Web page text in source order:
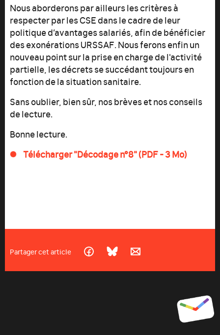
Nous aborderons par ailleurs les critères à
respecter par les CSE dans le cadre de leur
politique d’avantages salariés, afin de bénéficier
des exonérations URSSAF. Nous ferons enfin un
nouveau point sur la prise en charge de l'activité
partielle, les décrets se succédant toujours en
fonction de la situation sanitaire.
Sans oublier, bien sûr, nos brèves et nos conseils
de lecture.
Bonne lecture.
Télécharger "Décodage n°8" (PDF - 3 Mo)
Partager cet article